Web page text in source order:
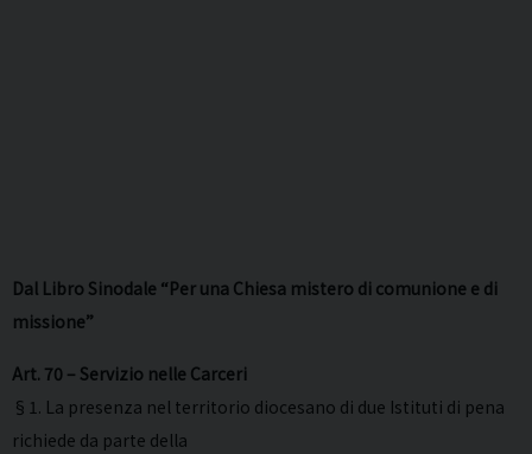
Dal Libro Sinodale “Per una Chiesa mistero di comunione e di
missione”
Art. 70 – Servizio nelle Carceri
§1. La presenza nel territorio diocesano di due Istituti di pena
richiede da parte della